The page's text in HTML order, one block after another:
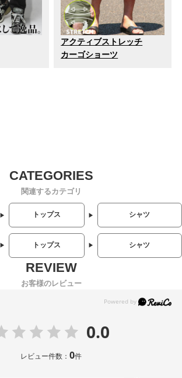
アクティブストレッチ
カーゴショーツ
関連するカテゴリ
トップス シャツ
トップス シャツ
お客様のレビュー
0.0
レビュー件数：0件